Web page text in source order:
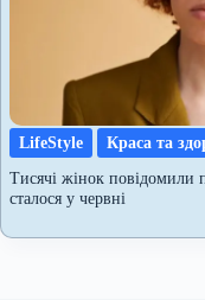
LifeStyle
Краса та
Тисячі жінок повідомили
сталося у червні